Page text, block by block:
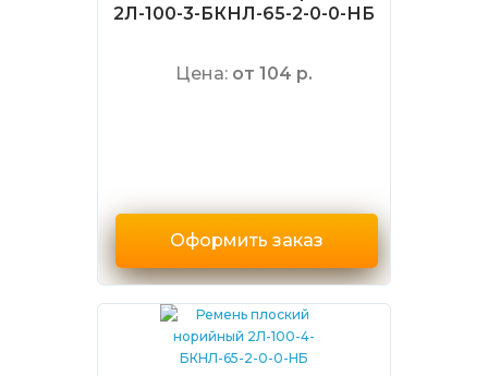
2Л-100-3-БКНЛ-65-2-0-0-НБ
Цена: от 104 р.
Оформить заказ